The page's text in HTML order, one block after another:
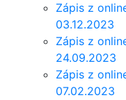
Zápis z
03.12.2023
Zápis z
24.09.2023
Zápis z
07.02.2023